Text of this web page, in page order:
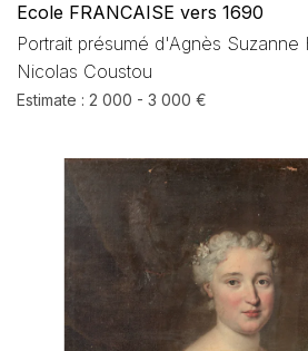
Ecole FRANCAISE vers 1690
Portrait présumé d'Agnès
Nicolas Coustou
Estimate : 2 000 - 3 000 €